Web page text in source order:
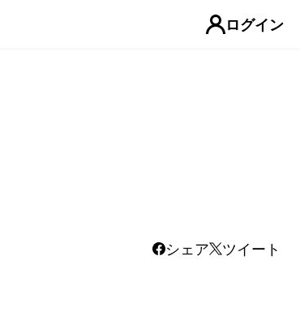
ログイン
シェア ツイート